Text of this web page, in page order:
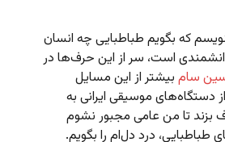
که بگویم طباطبایی چه انسان
است، سر از این‌ حرف‌ها در
سام بیشتر از این مسایل
دستگاه‌های موسیقی ایرانی به
تا من عامی مجبور نشوم
طباطبایی، درد دل‌ام را بگویم.